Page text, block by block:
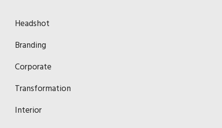
Headshot
Branding
Corporate
Transformation
Interior